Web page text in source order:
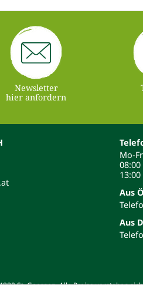
Newsletter
hier anfordern
Mo-
Aus
Aus
St. Georgen. Alle Preise verstehen